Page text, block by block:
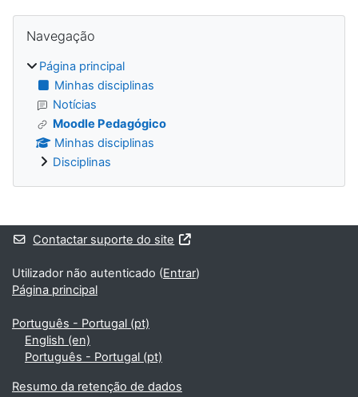
Blocos
Navegação
Página principal
Minhas disciplinas
Notícias
Moodle Pedagógico
Minhas disciplinas
Disciplinas
Blocos adicionais
Contactar suporte do site
Utilizador não autenticado (Entrar)
Página principal
Português - Portugal ‎(pt)‎
English ‎(en)‎
Português - Portugal ‎(pt)‎
Resumo da retenção de dados